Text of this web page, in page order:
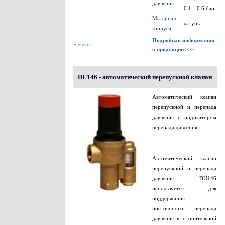
давления
0.1…0.6 бар
Материал
корпуса
латунь
вверх
Подробная информация
о продукции >>>
DU146 - автоматический перепускной клапан
Автоматический клапан
перепускной и перепада
давления с индикатором
перепада давления
Автоматический клапан
перепускной и перепада
давления DU146
используется для
поддержания
постоянного перепада
давления в отопительной